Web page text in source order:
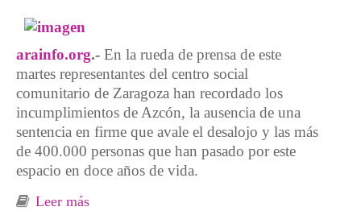
arainfo.org.- En la rueda de prensa de este
martes representantes del centro social
comunitario de Zaragoza han recordado los
incumplimientos de Azcón, la ausencia de una
sentencia en firme que avale el desalojo y las más
de 400.000 personas que han pasado por este
espacio en doce años de vida.
Leer más